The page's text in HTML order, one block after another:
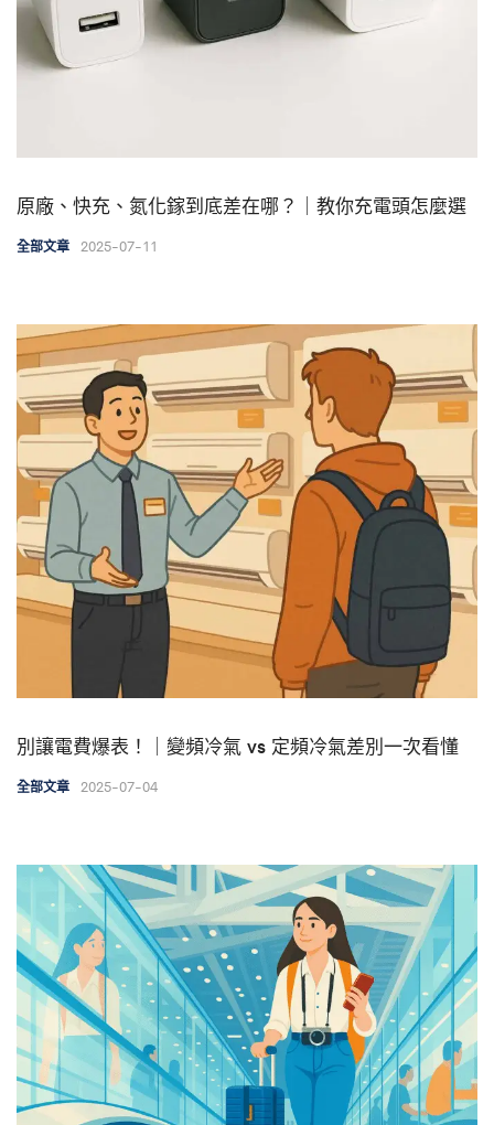
原廠、快充、氮化鎵到底差在哪？｜教你充電頭怎麼選
全部文章 2025-07-11
別讓電費爆表！｜變頻冷氣 vs 定頻冷氣差別一次看懂
全部文章 2025-07-04